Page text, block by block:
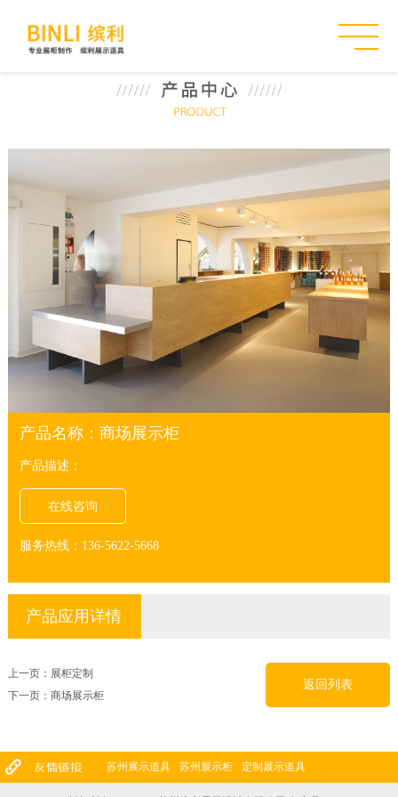
产品名称：商场展示柜
产品描述：
在线咨询
服务热线：136-5622-5668
产品应用详情
上一页： 展柜定制
下一页： 商场展示柜
返回列表
苏州展示道具 苏州展示柜 定制展示道具